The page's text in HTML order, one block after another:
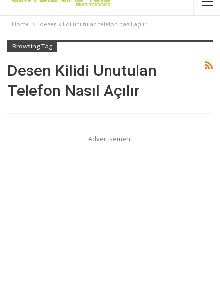
Home desen kilidi unutulan telefon nasıl açılır
Browsing Tag
Desen Kilidi Unutulan
Telefon Nasıl Açılır
Advertisement